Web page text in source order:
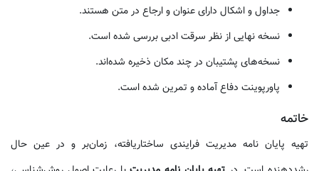
جداول و اشکال دارای عنوان و ارجاع در متن هستند.
نسخه نهایی از نظر سرقت ادبی بررسی شده است.
نسخه‌های پشتیبان در چند مکان ذخیره شده‌اند.
پاورپوینت دفاع آماده و تمرین شده است.
خاتمه
تهیه پایان نامه مدیریت فرایندی ساختاریافته، زمان‌بر و در عین حال